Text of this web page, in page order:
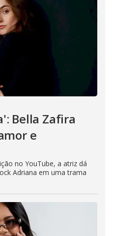
Bella Zafira
e
no YouTube, a atriz dá
Adriana em uma trama